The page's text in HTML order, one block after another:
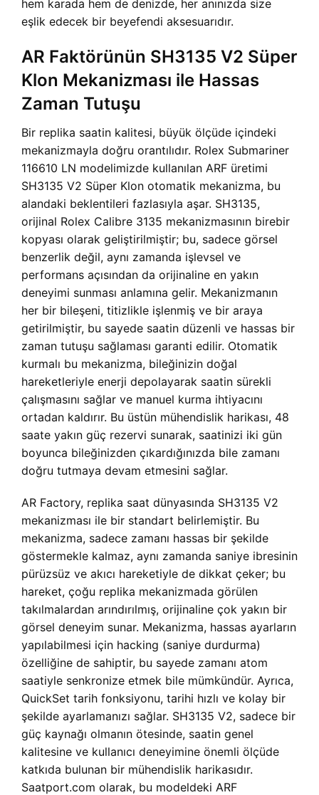
hem karada hem de denizde, her anınızda size
eşlik edecek bir beyefendi aksesuarıdır.
AR Faktörünün SH3135 V2 Süper
Klon Mekanizması ile Hassas
Zaman Tutuşu
Bir replika saatin kalitesi, büyük ölçüde içindeki
mekanizmayla doğru orantılıdır. Rolex Submariner
116610 LN modelimizde kullanılan ARF üretimi
SH3135 V2 Süper Klon otomatik mekanizma, bu
alandaki beklentileri fazlasıyla aşar. SH3135,
orijinal Rolex Calibre 3135 mekanizmasının birebir
kopyası olarak geliştirilmiştir; bu, sadece görsel
benzerlik değil, aynı zamanda işlevsel ve
performans açısından da orijinaline en yakın
deneyimi sunması anlamına gelir. Mekanizmanın
her bir bileşeni, titizlikle işlenmiş ve bir araya
getirilmiştir, bu sayede saatin düzenli ve hassas bir
zaman tutuşu sağlaması garanti edilir. Otomatik
kurmalı bu mekanizma, bileğinizin doğal
hareketleriyle enerji depolayarak saatin sürekli
çalışmasını sağlar ve manuel kurma ihtiyacını
ortadan kaldırır. Bu üstün mühendislik harikası, 48
saate yakın güç rezervi sunarak, saatinizi iki gün
boyunca bileğinizden çıkardığınızda bile zamanı
doğru tutmaya devam etmesini sağlar.
AR Factory, replika saat dünyasında SH3135 V2
mekanizması ile bir standart belirlemiştir. Bu
mekanizma, sadece zamanı hassas bir şekilde
göstermekle kalmaz, aynı zamanda saniye ibresinin
pürüzsüz ve akıcı hareketiyle de dikkat çeker; bu
hareket, çoğu replika mekanizmada görülen
takılmalardan arındırılmış, orijinaline çok yakın bir
görsel deneyim sunar. Mekanizma, hassas ayarların
yapılabilmesi için hacking (saniye durdurma)
özelliğine de sahiptir, bu sayede zamanı atom
saatiyle senkronize etmek bile mümkündür. Ayrıca,
QuickSet tarih fonksiyonu, tarihi hızlı ve kolay bir
şekilde ayarlamanızı sağlar. SH3135 V2, sadece bir
güç kaynağı olmanın ötesinde, saatin genel
kalitesine ve kullanıcı deneyimine önemli ölçüde
katkıda bulunan bir mühendislik harikasıdır.
Saatport.com olarak, bu modeldeki ARF